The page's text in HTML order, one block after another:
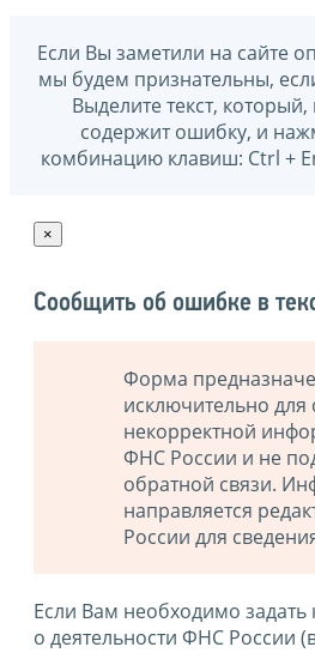
Если Вы заметили на сайте
мы будем признательны,
Выделите текст,
содержит ошибку, и
комбинацию клавиш: Ctrl +
×
Сообщить об ошибке в
Форма
исключительно
некорректной
ФНС России и не
обратной связи.
направляется
России для
Если Вам необходимо задать
о деятельности ФНС России